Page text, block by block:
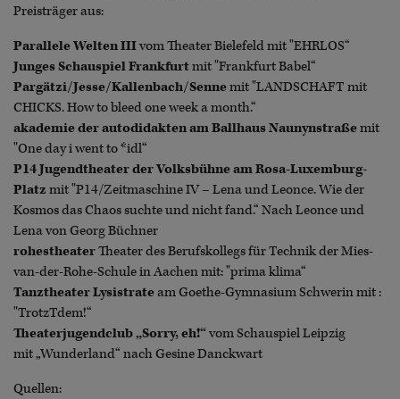
Preisträger aus:
Parallele Welten IIIvom Theater Bielefeld mit "EHRLOS“
Junges Schauspiel Frankfurtmit "Frankfurt Babel“
Pargätzi/Jesse/Kallenbach/Sennemit "LANDSCHAFT mit
CHICKS. How to bleed one week a month.“
akademie der autodidakten am Ballhaus Naunynstraßemit
"One day i went to *idl“
P14 Jugendtheater der Volksbühne am Rosa-Luxemburg-
Platz mit "P14/Zeitmaschine IV – Lena und Leonce. Wie der
Kosmos das Chaos suchte und nicht fand.“ Nach Leonce und
Lena von Georg Büchner
rohestheaterTheater des Berufskollegs für Technik der Mies-
van-der-Rohe-Schule in Aachen mit: "prima klima“
Tanztheater Lysistrateam Goethe-Gymnasium Schwerin mit :
"TrotzTdem!“
Theaterjugendclub „Sorry, eh!“vomSchauspiel Leipzig
mit „Wunderland“ nach Gesine Danckwart
Quellen: